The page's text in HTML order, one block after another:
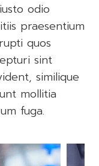
odio
praesentium
quos
sint
similique
mollitia
fuga.